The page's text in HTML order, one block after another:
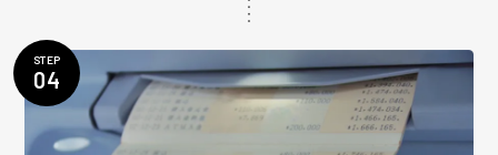
STEP
04